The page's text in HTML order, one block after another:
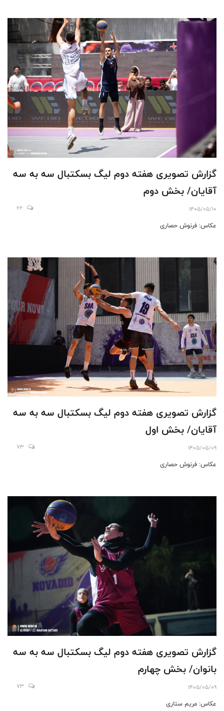
گزارش تصویری هفته دوم لیگ بسکتبال سه به سه
آقایان/ بخش دوم
1405/05/10
62
عکاس: فرنوش حصاری
گزارش تصویری هفته دوم لیگ بسکتبال سه به سه
آقایان/ بخش اول
1405/05/09
73
عکاس: فرنوش حصاری
گزارش تصویری هفته دوم لیگ بسکتبال سه به سه
بانوان/ بخش چهارم
1405/05/09
73
عکاس: مریم ستاری